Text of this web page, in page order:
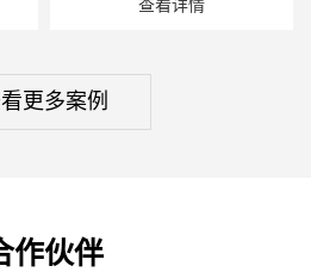
查看详情
更多案例
作伙伴